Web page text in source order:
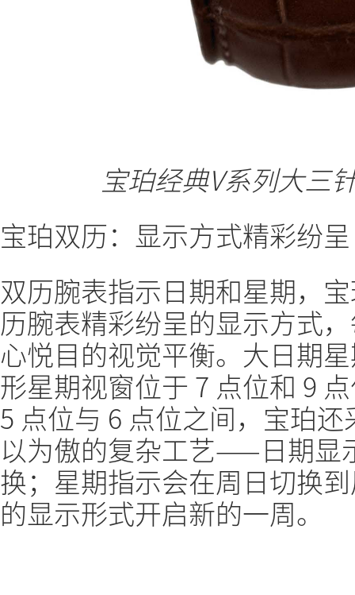
宝珀经典V系列大三
宝珀双历：显示方式精彩纷呈
双历腕表指示日期和星期，
历腕表精彩纷呈的显示方式
心悦目的视觉平衡。大日期
形星期视窗位于 7 点位和 9
5 点位与 6 点位之间，宝珀
以为傲的复杂工艺——日期显
换；星期指示会在周日切换
的显示形式开启新的一周。